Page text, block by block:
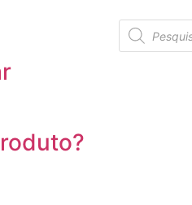
Pesquisar
produtos